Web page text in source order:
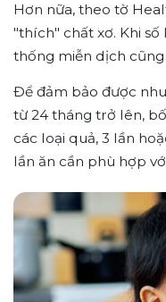
Hơn nữa, theo tờ
"thích" chất xơ. Khi
thống miễn dịch
Để đảm bảo được
từ 24 tháng trở lên,
các loại quả, 3 lần
lần ăn cần phù hợp